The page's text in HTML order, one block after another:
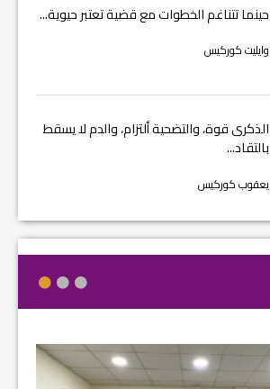
حينما تتناغم الخطوات مع قضية تعتبر حيوية...
وايليت كوركيس
الذكرى قوة، والتضحية ألتزام، والدم لا يسقط
بالتقاد...
يعقوب كوركيس